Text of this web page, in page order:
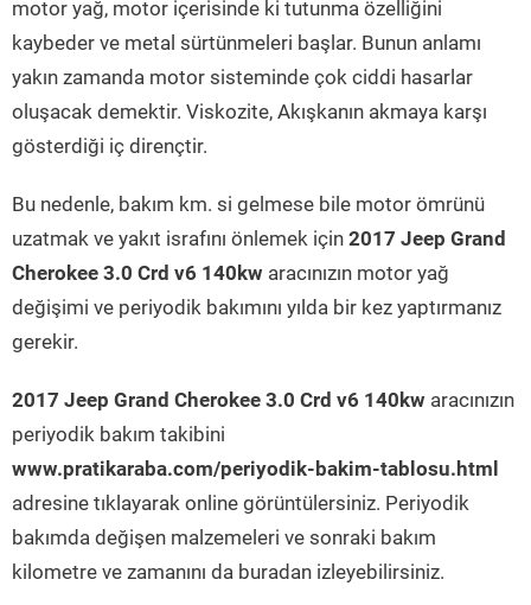
motor yağ, motor içerisinde ki tutunma özelliğini
kaybeder ve metal sürtünmeleri başlar. Bunun anlamı
yakın zamanda motor sisteminde çok ciddi hasarlar
oluşacak demektir. Viskozite, Akışkanın akmaya karşı
gösterdiği iç dirençtir.
Bu nedenle, bakım km. si gelmese bile motor ömrünü
uzatmak ve yakıt israfını önlemek için 2017 Jeep Grand
Cherokee 3.0 Crd v6 140kw aracınızın motor yağ
değişimi ve periyodik bakımını yılda bir kez yaptırmanız
gerekir.
2017 Jeep Grand Cherokee 3.0 Crd v6 140kw aracınızın
periyodik bakım takibini
www.pratikaraba.com/periyodik-bakim-tablosu.html
adresine tıklayarak online görüntülersiniz. Periyodik
bakımda değişen malzemeleri ve sonraki bakım
kilometre ve zamanını da buradan izleyebilirsiniz.